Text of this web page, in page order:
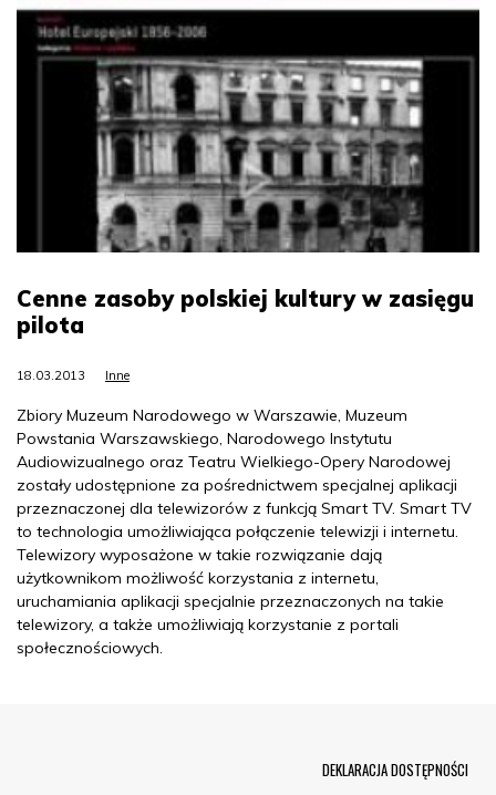
Cenne zasoby polskiej kultury w zasięgu
pilota
18.03.2013 Inne
Zbiory Muzeum Narodowego w Warszawie, Muzeum
Powstania Warszawskiego, Narodowego Instytutu
Audiowizualnego oraz Teatru Wielkiego-Opery Narodowej
zostały udostępnione za pośrednictwem specjalnej aplikacji
przeznaczonej dla telewizorów z funkcją Smart TV. Smart TV
to technologia umożliwiająca połączenie telewizji i internetu.
Telewizory wyposażone w takie rozwiązanie dają
użytkownikom możliwość korzystania z internetu,
uruchamiania aplikacji specjalnie przeznaczonych na takie
telewizory, a także umożliwiają korzystanie z portali
społecznościowych.
DEKLARACJA DOSTĘPNOŚCI